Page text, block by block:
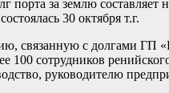
порта за землю
30 октября т.г.
связанную с долгами ГП
100 сотрудников
руководителю